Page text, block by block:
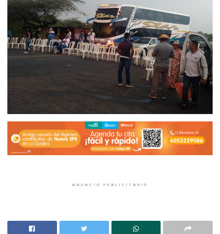
ANUNCIO PUBLICITARIO